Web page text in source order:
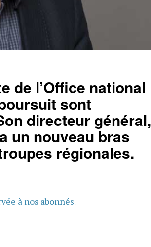
de l’Office national
sont
directeur général,
un nouveau bras
régionales.
à nos abonnés.